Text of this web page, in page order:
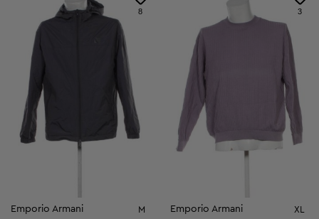
8
Emporio Armani M
3
Emporio Armani XL